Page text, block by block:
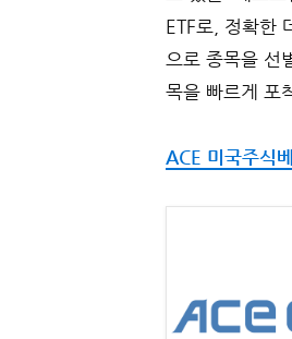
ETF로, 정확한
으로 종목을 선
목을 빠르게 포
ACE 미국주식